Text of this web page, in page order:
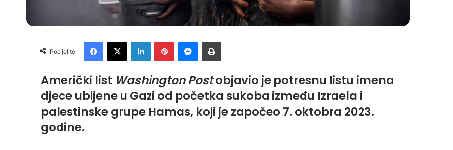
Podijelite
Američki list Washington Postobjavio je potresnu listu imena
djece ubijene u Gazi od početka sukoba između Izraela i
palestinske grupe Hamas, koji je započeo 7. oktobra 2023.
godine.